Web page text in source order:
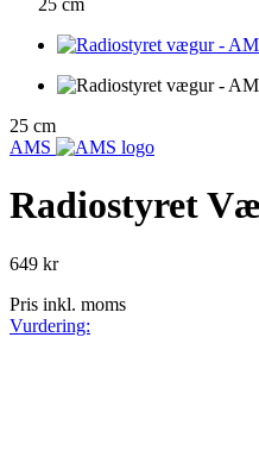
25 cm
AMS
Radiostyret
649 kr
Pris inkl. moms
Vurdering: